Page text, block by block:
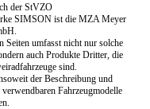
der StVZO
SIMSON ist die MZA Meyer
Seiten umfasst nicht nur solche
auch Produkte Dritter, die
sind.
der Beschreibung und
Fahrzeugmodelle